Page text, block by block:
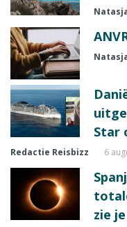
Star
Redactie Reisbizz 6
zie